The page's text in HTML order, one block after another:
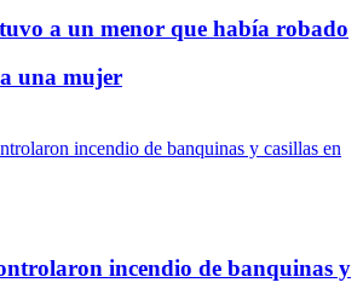
a un menor que había robado
una mujer
incendio de banquinas y